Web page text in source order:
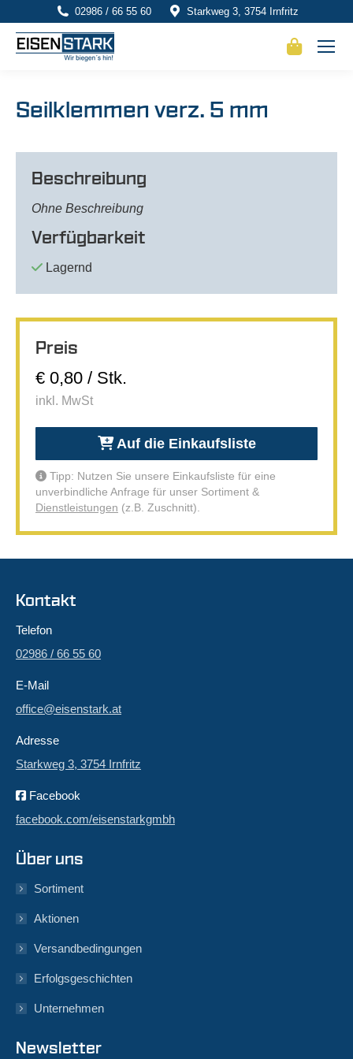
02986 / 66 55 60 Starkweg 3, 3754 Irnfritz
Seilklemmen verz. 5 mm
Beschreibung
Ohne Beschreibung
Verfügbarkeit
Lagernd
Preis
€ 0,80 / Stk.
inkl. MwSt
Auf die Einkaufsliste
Tipp: Nutzen Sie unsere Einkaufsliste für eine
unverbindliche Anfrage für unser Sortiment &
Dienstleistungen (z.B. Zuschnitt).
Kontakt
Telefon
02986 / 66 55 60
E-Mail
office@eisenstark.at
Adresse
Starkweg 3, 3754 Irnfritz
Facebook
facebook.com/eisenstarkgmbh
Über uns
Sortiment
Aktionen
Versandbedingungen
Erfolgsgeschichten
Unternehmen
Newsletter